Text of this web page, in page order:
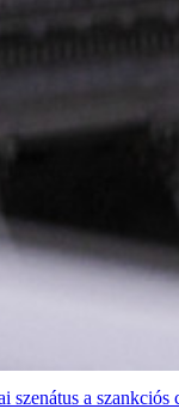
szenátus a